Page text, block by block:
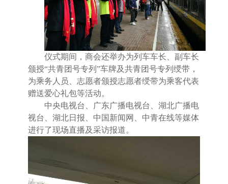
仪式期间，商会还举办为列车车长、副车长
颁授“共青团号专列”车牌及共青团号专列绶带，
为乘务人员、志愿者颁授志愿者绶带为乘客代表
赠送爱心礼包等活动。
中央电视台、广东广播电视台、湖北广播电
视台、湖北日报、中国新闻网、中青在线等媒体
进行了现场直播及采访报道。